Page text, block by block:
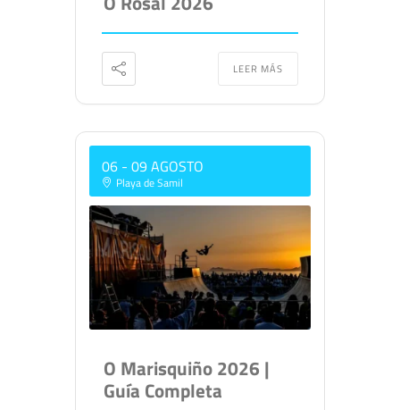
LEER MÁS
06 - 09 AGOSTO
Playa de Samil
O Marisquiño 2026 |
Guía Completa